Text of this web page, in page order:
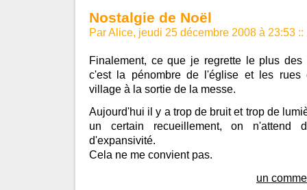
Nostalgie de Noël
Par Alice, jeudi 25 décembre 2008 à 23:53 ::
Finalement, ce que je regrette le plus
c'est la pénombre de l'église et les rues
village à la sortie de la messe.
Aujourd'hui il y a trop de bruit et trop de
un certain recueillement, on n'attend
d'expansivité.
Cela ne me convient pas.
un